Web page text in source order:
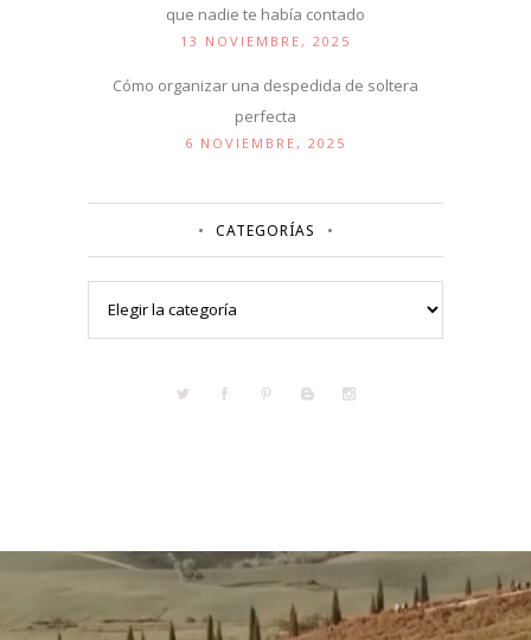
que nadie te había contado
13 NOVIEMBRE, 2025
Cómo organizar una despedida de soltera
perfecta
6 NOVIEMBRE, 2025
CATEGORÍAS